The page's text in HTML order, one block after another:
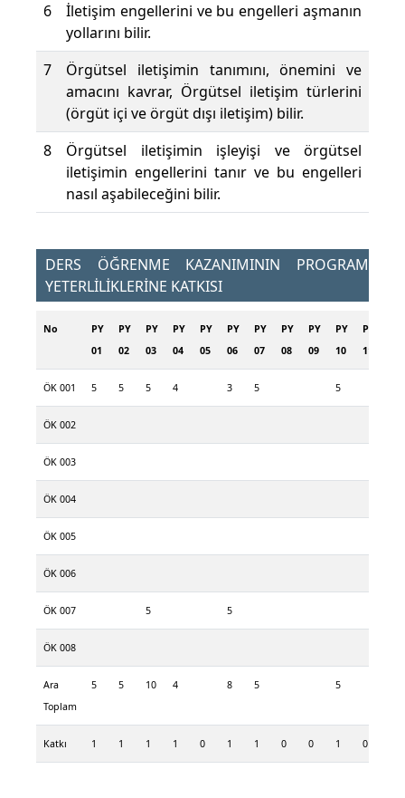
6
İletişim engellerini ve bu engelleri aşmanın
yollarını bilir.
7
Örgütsel iletişimin tanımını, önemini ve
amacını kavrar, Örgütsel iletişim türlerini
(örgüt içi ve örgüt dışı iletişim) bilir.
8
Örgütsel iletişimin işleyişi ve örgütsel
iletişimin engellerini tanır ve bu engelleri
nasıl aşabileceğini bilir.
DERS ÖĞRENME KAZANIMININ PROGRAM
YETERLİLİKLERİNE KATKISI
No
PY
01
PY
02
PY
03
PY
04
PY
05
PY
06
PY
07
PY
08
PY
09
PY
10
PY
11
ÖK 001 5 5 5 4 3 5 5
ÖK 002
ÖK 003
ÖK 004
ÖK 005
ÖK 006
ÖK 007 5 5
ÖK 008
Ara
Toplam
5 5 10 4 8 5 5
Katkı 1 1 1 1 0 1 1 0 0 1 0